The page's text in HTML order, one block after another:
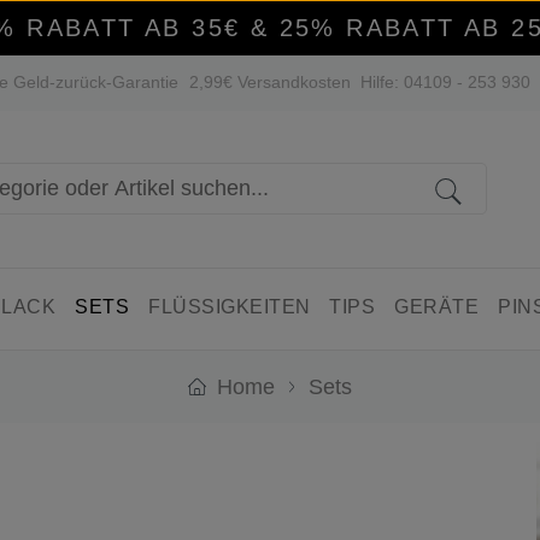
RABATT AB 35€ & 25% RABATT AB
Geld-zurück-Garantie 2,99€ Versandkosten Hilfe: 04109 - 253 930
SETS FLÜSSIGKEITEN TIPS GERÄTE
Home Sets